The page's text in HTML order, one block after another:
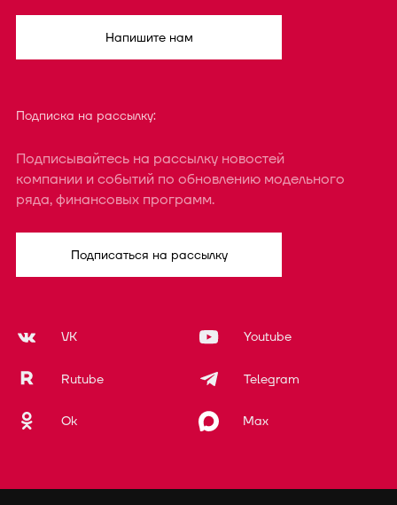
Напишите нам
Подписка на рассылку:
Подписывайтесь на рассылку новостей
компании и событий по обновлению модельного
ряда, финансовых программ.
Подписаться на рассылку
VK Youtube
Rutube Telegram
Ok Max